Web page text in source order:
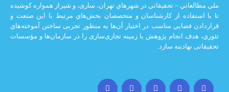
– تحقيقاتي در شهرهاي تهران،‌ ساری، و شيراز‌ همواره كوشيده
از كارشناسان و متخصصان بخش‌هاي مرتبط با اين صنعت و
مناسب در اختيار آن‌ها به منظور تجربی ساختن آموخته‌هاي
انجام پژوهش با زمينه تجاری‌سازی را در سازمان‌ها و مؤسسات
سازد.